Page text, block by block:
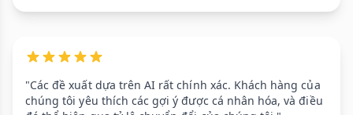
"Các đề xuất dựa trên AI rất chính xác. Khách hàng của
chúng tôi yêu thích các gợi ý được cá nhân hóa, và điều